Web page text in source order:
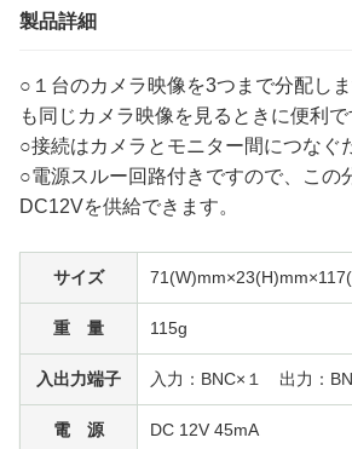
製品詳細
○１台のカメラ映像を3つまで分配し
も同じカメラ映像を見るときに便利で
○接続はカメラとモニター間につなぐ
○電源スルー回路付きですので、この
DC12Vを供給できます。
サイズ
重 量 115g
入出力端子 入力：BNC×１ 出力：
電 源 DC 12V 45mA